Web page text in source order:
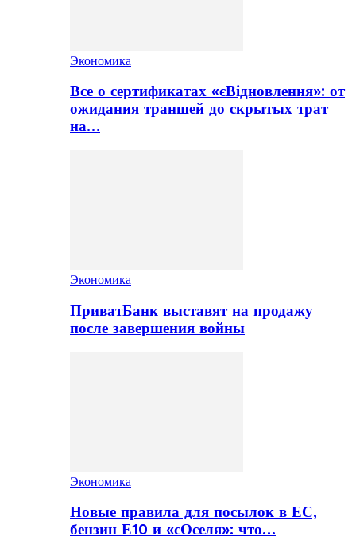
Экономика
Все о сертификатах «єВідновлення»: от
ожидания траншей до скрытых трат
на…
Экономика
ПриватБанк выставят на продажу
после завершения войны
Экономика
Новые правила для посылок в ЕС,
бензин Е10 и «єОселя»: что…